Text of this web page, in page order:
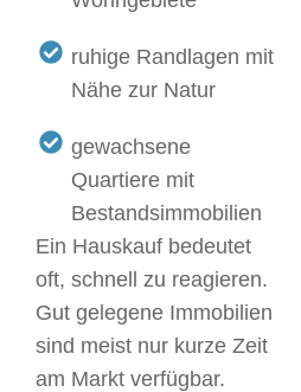
ruhige Randlagen mit
Nähe zur Natur
gewachsene
Quartiere mit
Bestandsimmobilien
Ein Hauskauf bedeutet
oft, schnell zu reagieren.
Gut gelegene Immobilien
sind meist nur kurze Zeit
am Markt verfügbar.